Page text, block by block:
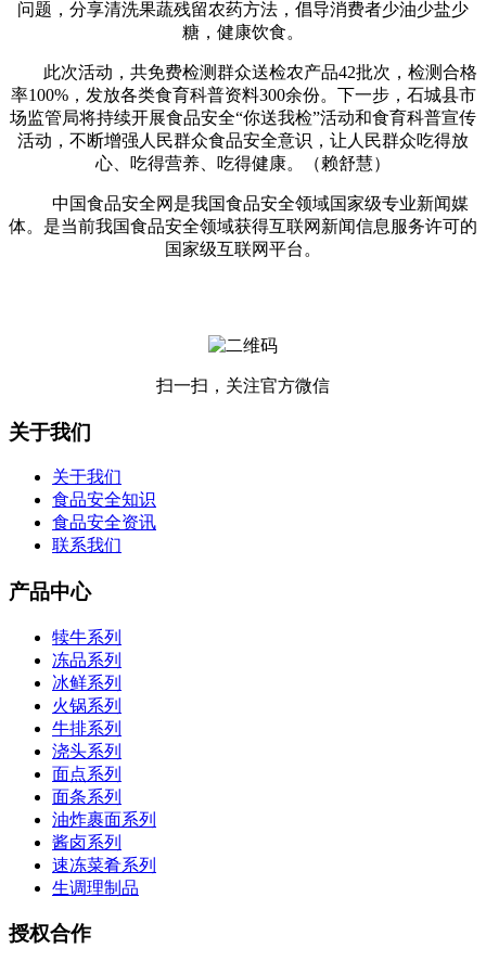
问题，分享清洗果蔬残留农药方法，倡导消费者少油少盐少
糖，健康饮食。
此次活动，共免费检测群众送检农产品42批次，检测合格
率100%，发放各类食育科普资料300余份。下一步，石城县市
场监管局将持续开展食品安全“你送我检”活动和食育科普宣传
活动，不断增强人民群众食品安全意识，让人民群众吃得放
心、吃得营养、吃得健康。（赖舒慧）
中国食品安全网是我国食品安全领域国家级专业新闻媒
体。是当前我国食品安全领域获得互联网新闻信息服务许可的
国家级互联网平台。
扫一扫，关注官方微信
关于我们
关于我们
食品安全知识
食品安全资讯
联系我们
产品中心
犊牛系列
冻品系列
冰鲜系列
火锅系列
牛排系列
浇头系列
面点系列
面条系列
油炸裹面系列
酱卤系列
速冻菜肴系列
生调理制品
授权合作